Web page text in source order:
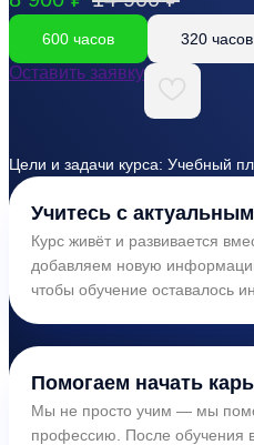
600 часов 320 часов
Оставить заявку
Цели и задачи курса: Учебный
Учитесь с
Курс живёт и развивается
добавляем новую
чтобы обучение оставалось
Помогаем начать
Мы не просто учим — мы
профессию. После обучения